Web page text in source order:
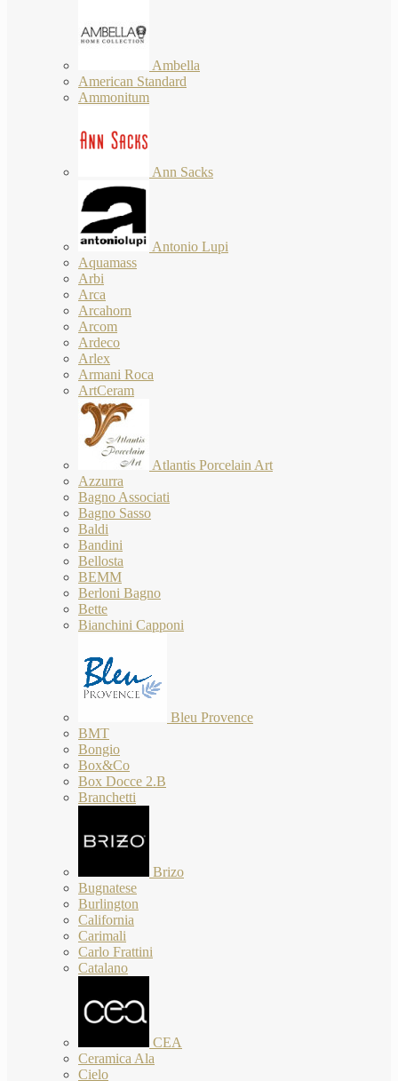
Ambella
American Standard
Ammonitum
Ann Sacks
Antonio Lupi
Aquamass
Arbi
Arca
Arcahorn
Arcom
Ardeco
Arlex
Armani Roca
ArtCeram
Atlantis Porcelain Art
Azzurra
Bagno Associati
Bagno Sasso
Baldi
Bandini
Bellosta
BEMM
Berloni Bagno
Bette
Bianchini Capponi
Bleu Provence
BMT
Bongio
Box&Co
Box Docce 2.B
Branchetti
Brizo
Bugnatese
Burlington
California
Carimali
Carlo Frattini
Catalano
CEA
Ceramica Ala
Cielo